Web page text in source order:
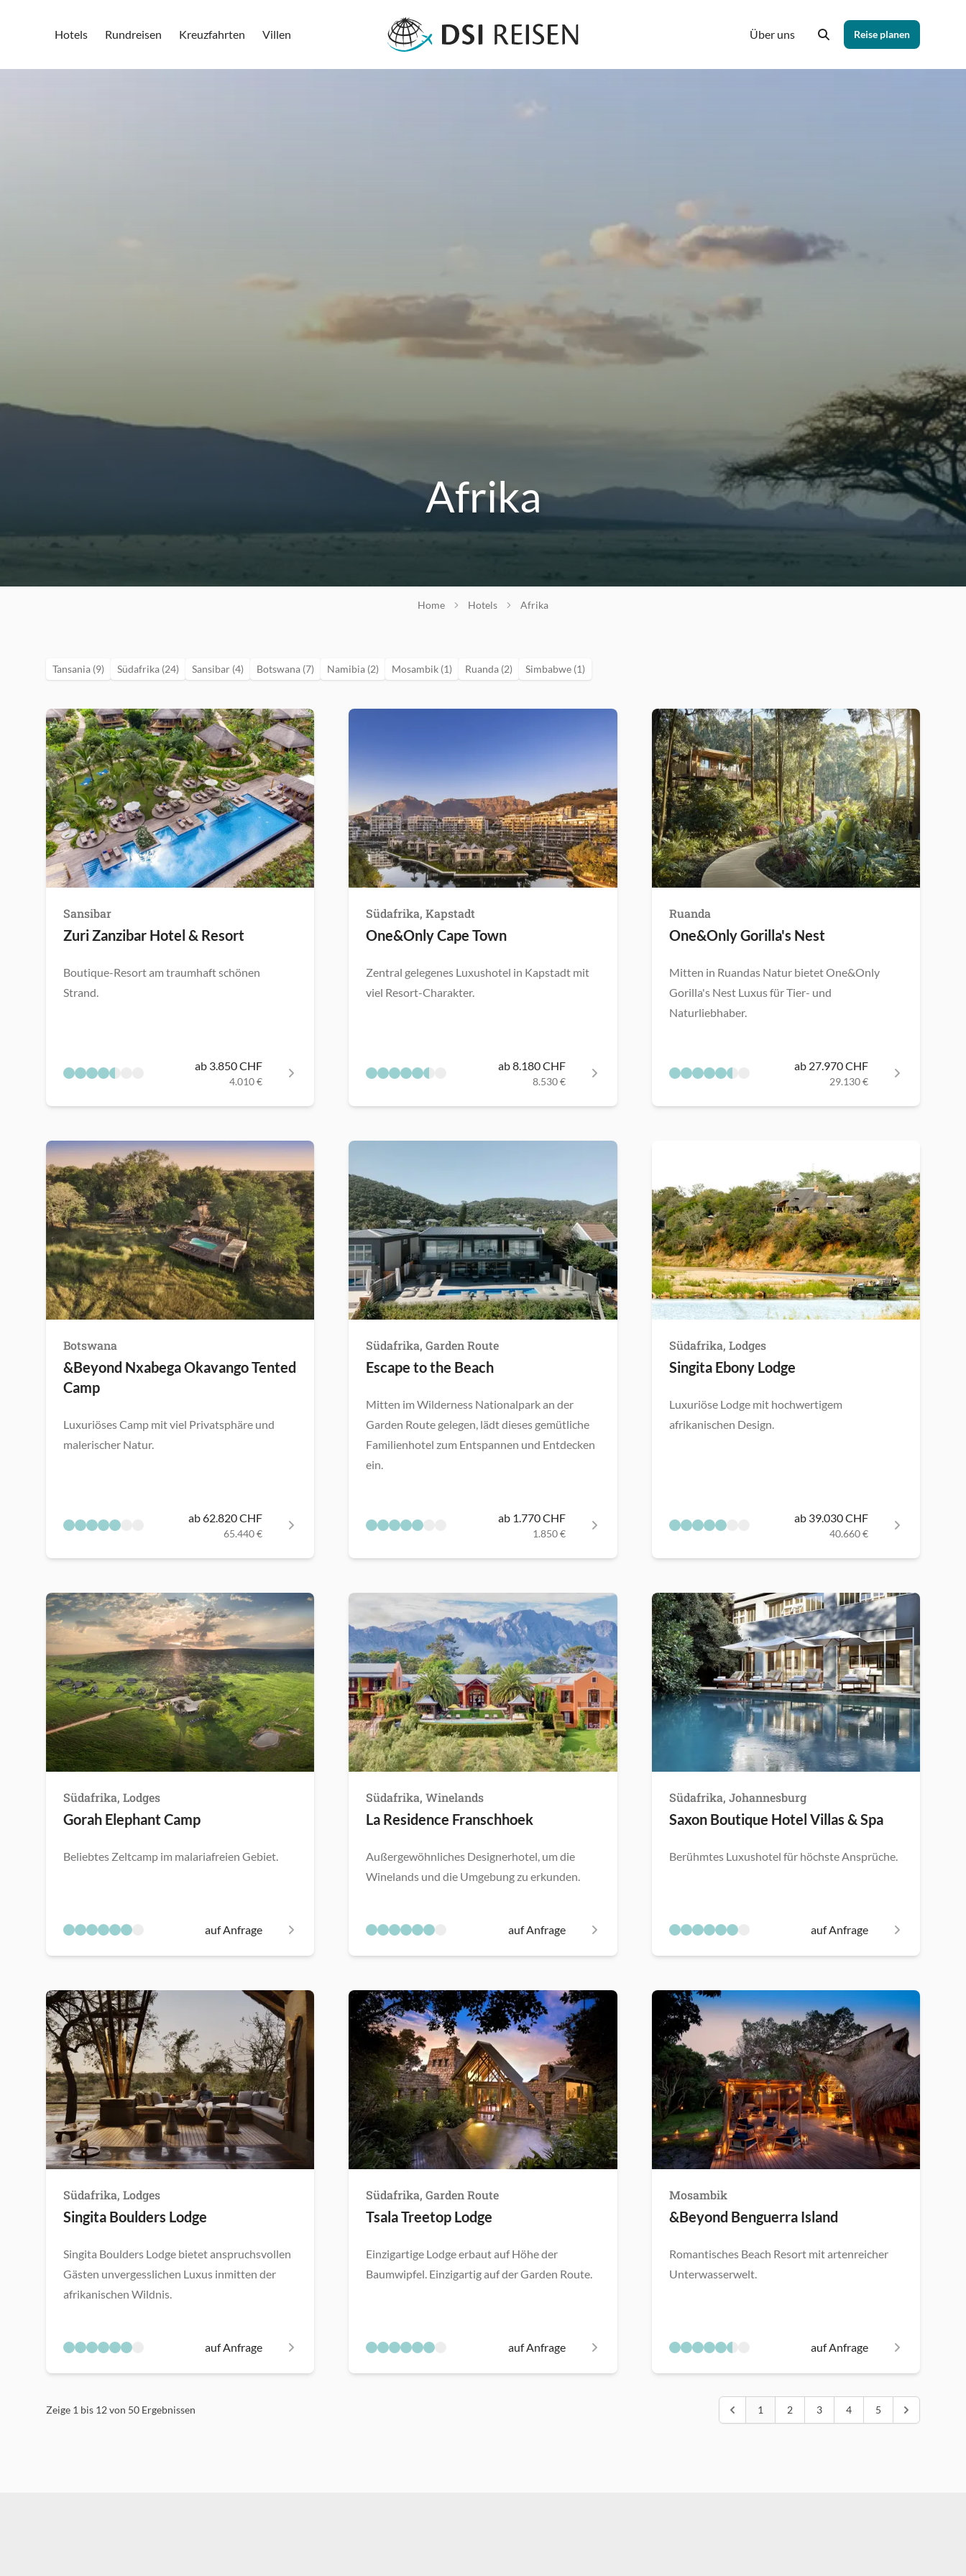
Hotels Rundreisen Kreuzfahrten Villen Über uns Reise planen
Afrika
Home Hotels Afrika
Tansania (9) Südafrika (24) Sansibar (4) Botswana (7) Namibia (2) Mosambik (1) Ruanda (2) Simbabwe (1)
Sansibar
Zuri Zanzibar Hotel & Resort
Boutique-Resort am traumhaft schönen
Strand.
ab 3.850 CHF
4.010 €
Südafrika, Kapstadt
One&Only Cape Town
Zentral gelegenes Luxushotel in Kapstadt mit
viel Resort-Charakter.
ab 8.180 CHF
8.530 €
Ruanda
One&Only Gorilla's Nest
Mitten in Ruandas Natur bietet One&Only
Gorilla's Nest Luxus für Tier- und
Naturliebhaber.
ab 27.970 CHF
29.130 €
Botswana
&Beyond Nxabega Okavango Tented
Camp
Luxuriöses Camp mit viel Privatsphäre und
malerischer Natur.
ab 62.820 CHF
65.440 €
Südafrika, Garden Route
Escape to the Beach
Mitten im Wilderness Nationalpark an der
Garden Route gelegen, lädt dieses gemütliche
Familienhotel zum Entspannen und Entdecken
ein.
ab 1.770 CHF
1.850 €
Südafrika, Lodges
Singita Ebony Lodge
Luxuriöse Lodge mit hochwertigem
afrikanischen Design.
ab 39.030 CHF
40.660 €
Südafrika, Lodges
Gorah Elephant Camp
Beliebtes Zeltcamp im malariafreien Gebiet.
auf Anfrage
Südafrika, Winelands
La Residence Franschhoek
Außergewöhnliches Designerhotel, um die
Winelands und die Umgebung zu erkunden.
auf Anfrage
Südafrika, Johannesburg
Saxon Boutique Hotel Villas & Spa
Berühmtes Luxushotel für höchste Ansprüche.
auf Anfrage
Südafrika, Lodges
Singita Boulders Lodge
Singita Boulders Lodge bietet anspruchsvollen
Gästen unvergesslichen Luxus inmitten der
afrikanischen Wildnis.
auf Anfrage
Südafrika, Garden Route
Tsala Treetop Lodge
Einzigartige Lodge erbaut auf Höhe der
Baumwipfel. Einzigartig auf der Garden Route.
auf Anfrage
Mosambik
&Beyond Benguerra Island
Romantisches Beach Resort mit artenreicher
Unterwasserwelt.
auf Anfrage
Zeige 1 bis 12von 50 Ergebnissen 1 2 3 4 5